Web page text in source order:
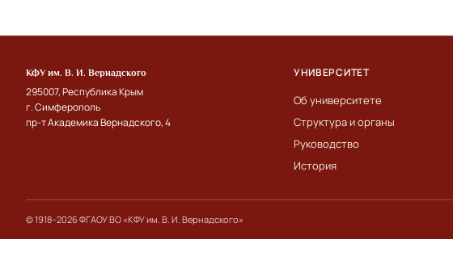
КФУ им. В. И. Вернадского
295007, Республика Крым
г. Симферополь
пр-т Академика Вернадского, 4
УНИВЕРСИТЕТ
Об университете
Структура и органы
Руководство
История
© 1918–2026 ФГАОУ ВО «КФУ им. В. И. Вернадского»